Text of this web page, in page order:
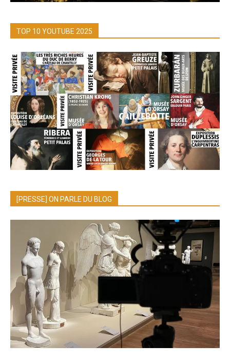
TOP 10 YOUTUBE 2025
[PRESSE] ON PARLE DU BLOG